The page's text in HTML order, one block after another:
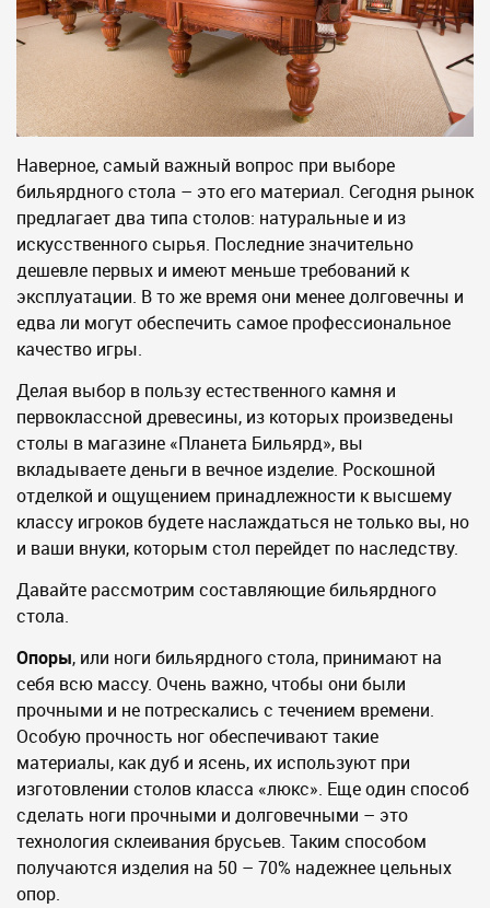
Наверное, самый важный вопрос при выборе
бильярдного стола – это его материал. Сегодня рынок
предлагает два типа столов: натуральные и из
искусственного сырья. Последние значительно
дешевле первых и имеют меньше требований к
эксплуатации. В то же время они менее долговечны и
едва ли могут обеспечить самое профессиональное
качество игры.
Делая выбор в пользу естественного камня и
первоклассной древесины, из которых произведены
столы в магазине «Планета Бильярд», вы
вкладываете деньги в вечное изделие. Роскошной
отделкой и ощущением принадлежности к высшему
классу игроков будете наслаждаться не только вы, но
и ваши внуки, которым стол перейдет по наследству.
Давайте рассмотрим составляющие бильярдного
стола.
Опоры, или ноги бильярдного стола, принимают на
себя всю массу. Очень важно, чтобы они были
прочными и не потрескались с течением времени.
Особую прочность ног обеспечивают такие
материалы, как дуб и ясень, их используют при
изготовлении столов класса «люкс». Еще один способ
сделать ноги прочными и долговечными – это
технология склеивания брусьев. Таким способом
получаются изделия на 50 – 70% надежнее цельных
опор.